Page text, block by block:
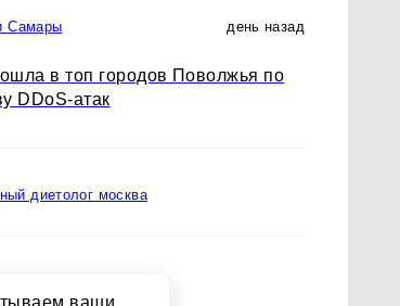
Самары день назад
в топ городов Поволжья по
DDoS-атак
диетолог москва